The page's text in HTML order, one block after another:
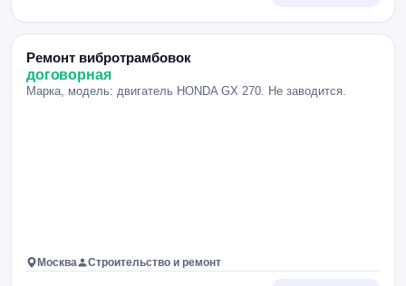
Ремонт вибротрамбовок
договорная
Марка, модель: двигатель HONDA GX 270. Не заводится.
Москва Строительство и ремонт